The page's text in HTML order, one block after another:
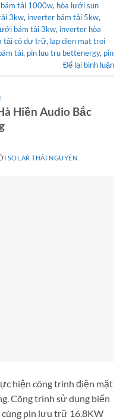
tải 1000w, hòa lưới sun
3kw, inverter bám tải 5kw,
bám tải 3kw, inverter hòa
tải có dự trữ, lap dien mat troi
tải, pin luu tru bettenergy, pin
Để lại bình luận
Hiền Audio Bắc
SOLAR THÁI NGUYÊN
hiện công trình điện mặt
Công trình sử dụng biến
pin lưu trữ 16.8KW